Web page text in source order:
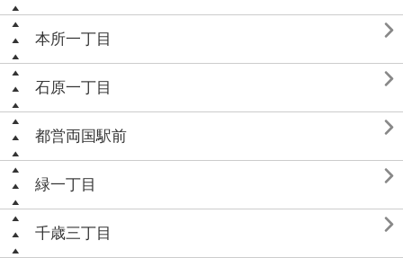
本所一丁目 
石原一丁目 
都営両国駅前 
緑一丁目 
千歳三丁目 